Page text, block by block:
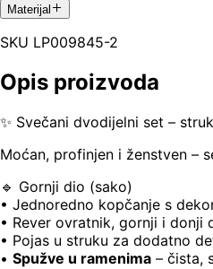
Materijal
SKU LP009845-2
Opis proizvoda
✨ Svečani dvodijelni set –
Moćan, profinjen i ženstven –
🔹 Gornji dio (sako)
• Jednoredno kopčanje s
• Rever ovratnik, gornji i donji
• Pojas u struku za dodatno
• Spužve u ramenima – čista,